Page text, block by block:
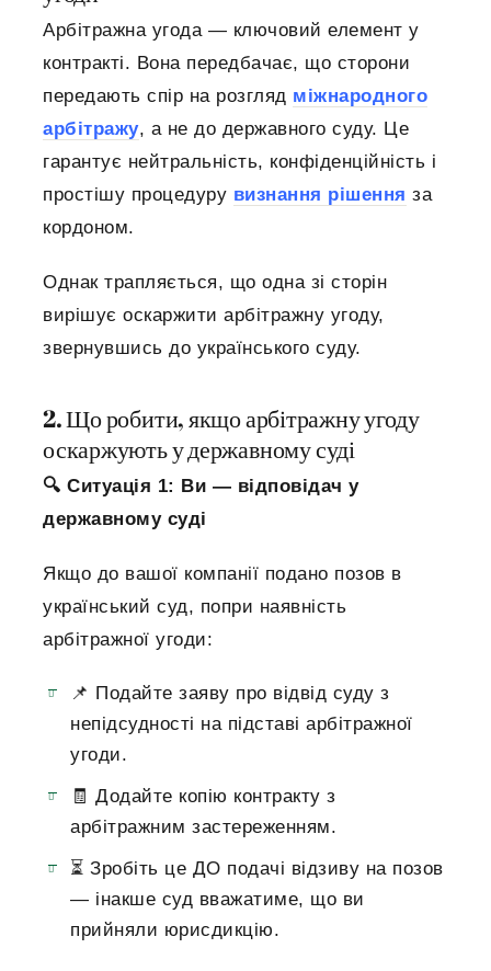
Арбітражна угода — ключовий елемент у
контракті. Вона передбачає, що сторони
передають спір на розгляд міжнародного
арбітражу, а не до державного суду. Це
гарантує нейтральність, конфіденційність і
простішу процедуру визнання рішення за
кордоном.
Однак трапляється, що одна зі сторін
вирішує оскаржити арбітражну угоду,
звернувшись до українського суду.
2. Що робити, якщо арбітражну угоду
оскаржують у державному суді
🔍 Ситуація 1: Ви — відповідач у
державному суді
Якщо до вашої компанії подано позов в
український суд, попри наявність
арбітражної угоди:
📌 Подайте заяву про відвід суду з
непідсудності на підставі арбітражної
угоди.
🧾 Додайте копію контракту з
арбітражним застереженням.
⏳ Зробіть це ДО подачі відзиву на позов
— інакше суд вважатиме, що ви
прийняли юрисдикцію.